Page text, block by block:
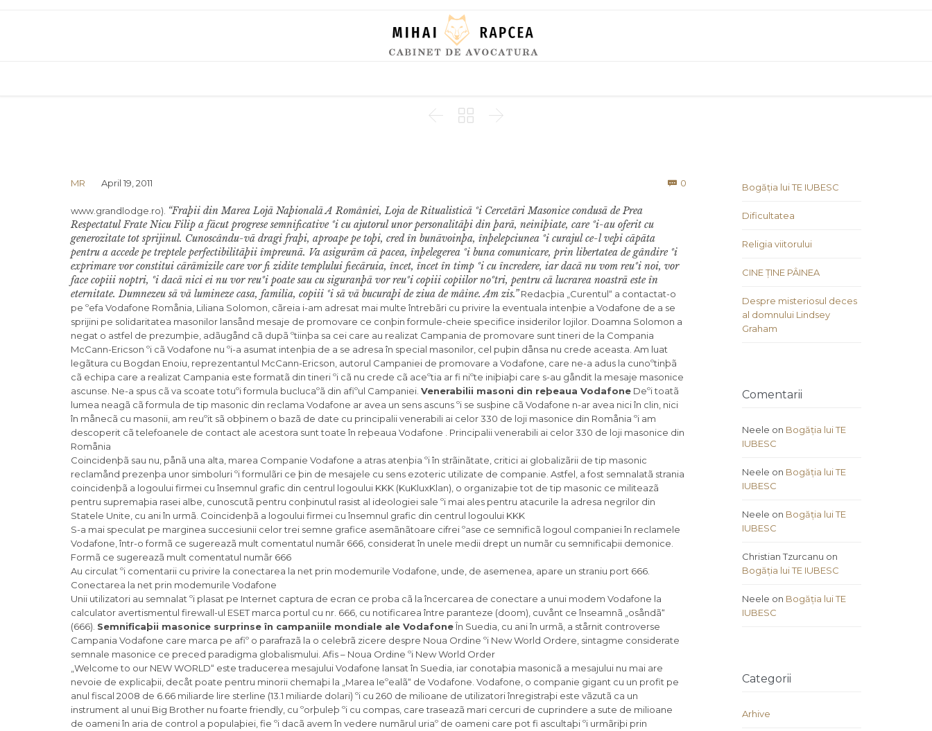
  
MR April 19, 2011  0
www.grandlodge.ro). “Fraþii din Marea Lojã Naþionalã A României, Loja de Ritualisticã ºi Cercetãri Masonice condusã de Prea
Respectatul Frate Nicu Filip a fãcut progrese semnificative ºi cu ajutorul unor personalitãþi din þarã, neiniþiate, care ºi-au oferit cu
generozitate tot sprijinul. Cunoscându-vã dragi fraþi, aproape pe toþi, cred în bunãvoinþa, înþelepciunea ºi curajul ce-l veþi cãpãta
pentru a accede pe treptele perfectibilitãþii împreunã. Va asigurãm cã pacea, înþelegerea ºi buna comunicare, prin libertatea de gândire ºi
exprimare vor constitui cãrãmizile care vor fi zidite templului fiecãruia, încet, încet în timp ºi cu încredere, iar dacã nu vom reuºi noi, vor
face copiii noptri, ºi dacã nici ei nu vor reuºi poate sau cu siguranþã vor reuºi copiii copiilor noºtri, pentru cã lucrarea noastrã este în
eternitate. Dumnezeu sã vã lumineze casa, familia, copiii ºi sã vã bucuraþi de ziua de mâine. Am zis.”Redacþia „Curentul“ a contactat-o
pe ºefa Vodafone Romånia, Liliana Solomon, cãreia i-am adresat mai multe întrebãri cu privire la eventuala intenþie a Vodafone de a se
sprijini pe solidaritatea masonilor lansånd mesaje de promovare ce conþin formule-cheie specifice insiderilor lojilor. Doamna Solomon a
negat o astfel de prezumþie, adãugånd cã dupã ºtiinþa sa cei care au realizat Campania de promovare sunt tineri de la Compania
McCann-Ericson ºi cã Vodafone nu ºi-a asumat intenþia de a se adresa în special masonilor, cel puþin dånsa nu crede aceasta. Am luat
legãtura cu Bogdan Enoiu, reprezentantul McCann-Ericson, autorul Campaniei de promovare a Vodafone, care ne-a adus la cunoºtinþã
cã echipa care a realizat Campania este formatã din tineri ºi cã nu crede cã aceºtia ar fi niºte iniþiaþi care s-au gåndit la mesaje masonice
ascunse. Ne-a spus cã va scoate totuºi formula buclucaºã din afiºul Campaniei. Venerabilii masoni din reþeaua Vodafone Deºi toatã
lumea neagã cã formula de tip masonic din reclama Vodafone ar avea un sens ascuns ºi se susþine cã Vodafone n-ar avea nici în clin, nici
în månecã cu masonii, am reuºit sã obþinem o bazã de date cu principalii venerabili ai celor 330 de loji masonice din Romånia ºi am
descoperit cã telefoanele de contact ale acestora sunt toate în reþeaua Vodafone . Principalii venerabili ai celor 330 de loji masonice din
Romånia
Coincidenþã sau nu, pånã una alta, marea Companie Vodafone a atras atenþia ºi în strãinãtate, critici ai globalizãrii de tip masonic
reclamånd prezenþa unor simboluri ºi formulãri ce þin de mesajele cu sens ezoteric utilizate de companie. Astfel, a fost semnalatã strania
coincidenþã a logoului firmei cu însemnul grafic din centrul logoului KKK (KuKluxKlan), o organizaþie tot de tip masonic ce militeazã
pentru supremaþia rasei albe, cunoscutã pentru conþinutul rasist al ideologiei sale ºi mai ales pentru atacurile la adresa negrilor din
Statele Unite, cu ani în urmã. Coincidenþã a logoului firmei cu însemnul grafic din centrul logoului KKK
S-a mai speculat pe marginea succesiunii celor trei semne grafice asemãnãtoare cifrei ºase ce semnificã logoul companiei în reclamele
Vodafone, într-o formã ce sugereazã mult comentatul numãr 666, considerat în unele medii drept un numãr cu semnificaþii demonice.
Formã ce sugereazã mult comentatul numãr 666
Au circulat ºi comentarii cu privire la conectarea la net prin modemurile Vodafone, unde, de asemenea, apare un straniu port 666.
Conectarea la net prin modemurile Vodafone
Unii utilizatori au semnalat ºi plasat pe Internet captura de ecran ce proba cã la încercarea de conectare a unui modem Vodafone la
calculator avertismentul firewall-ul ESET marca portul cu nr. 666, cu notificarea între paranteze (doom), cuvånt ce înseamnã „osåndã“
(666). Semnificaþii masonice surprinse în campaniile mondiale ale VodafoneÎn Suedia, cu ani în urmã, a stårnit controverse
Campania Vodafone care marca pe afiº o parafrazã la o celebrã zicere despre Noua Ordine ºi New World Ordere, sintagme considerate
semnale masonice ce preced paradigma globalismului. Afis – Noua Ordine ºi New World Order
„Welcome to our NEW WORLD“ este traducerea mesajului Vodafone lansat în Suedia, iar conotaþia masonicã a mesajului nu mai are
nevoie de explicaþii, decåt poate pentru minorii chemaþi la „Marea Ieºealã“ de Vodafone. Vodafone, o companie gigant cu un profit pe
anul fiscal 2008 de 6.66 miliarde lire sterline (13.1 miliarde dolari) ºi cu 260 de milioane de utilizatori înregistraþi este vãzutã ca un
instrument al unui Big Brother nu foarte friendly, cu ºorþuleþ ºi cu compas, care traseazã mari cercuri de cuprindere a sute de milioane
de oameni în aria de control a populaþiei, fie ºi dacã avem în vedere numãrul uriaº de oameni care pot fi ascultaþi ºi urmãriþi prin
Bogăția lui TE IUBESC
Dificultatea
Religia viitorului
CINE ȚINE PÂINEA
Despre misteriosul deces
al domnului Lindsey
Graham
Comentarii
Neele on Bogăția lui TE
IUBESC
Neele on Bogăția lui TE
IUBESC
Neele on Bogăția lui TE
IUBESC
Christian Tzurcanu on
Bogăția lui TE IUBESC
Neele on Bogăția lui TE
IUBESC
Categorii
Arhive